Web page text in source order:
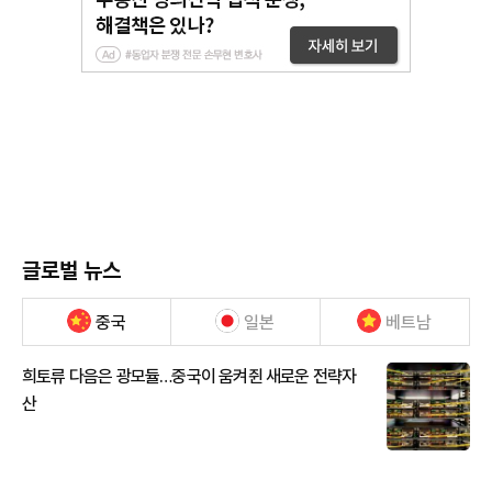
글로벌 뉴스
중국 일본 베트남
희토류 다음은 광모듈…중국이 움켜쥔 새로운 전략자
산